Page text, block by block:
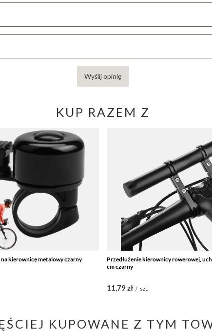
Wyślij opinię
KUP RAZEM Z
kierownicę metalowy czarny
Przedłużenie kierownicy rowerowej,
cm czarny
11,79 zł / szt.
KUPOWANE Z TYM